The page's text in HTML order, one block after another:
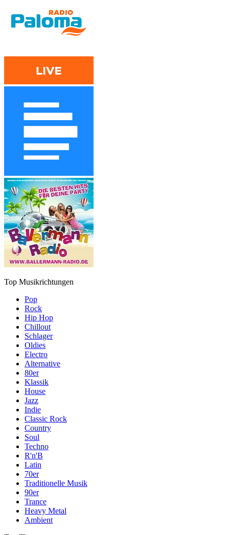
Top Musikrichtungen
Pop
Rock
Hip Hop
Chillout
Schlager
Oldies
Electro
Alternative
80er
Klassik
House
Jazz
Indie
Classic Rock
Country
Soul
Techno
R'n'B
Latin
70er
Traditionelle Musik
90er
Trance
Heavy Metal
Ambient